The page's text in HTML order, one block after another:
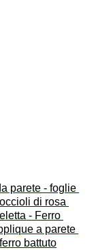
parete - foglie
di rosa
- Ferro
a parete
battuto